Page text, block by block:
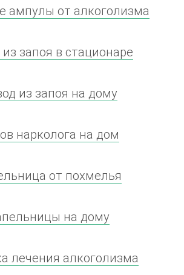
ампулы от алкоголизма
запоя в стационаре
из запоя на дому
нарколога на дом
от похмелья
на дому
лечения алкоголизма